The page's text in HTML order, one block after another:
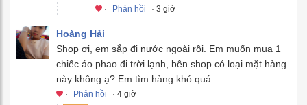
· Phản hồi · 3 giờ
Hoàng Hải
Shop ơi, em sắp đi nước ngoài rồi. Em muốn mua 1
chiếc áo phao đi trời lạnh, bên shop có loại mặt hàng
này không ạ? Em tìm hàng khó quá.
· Phản hồi · 4 giờ